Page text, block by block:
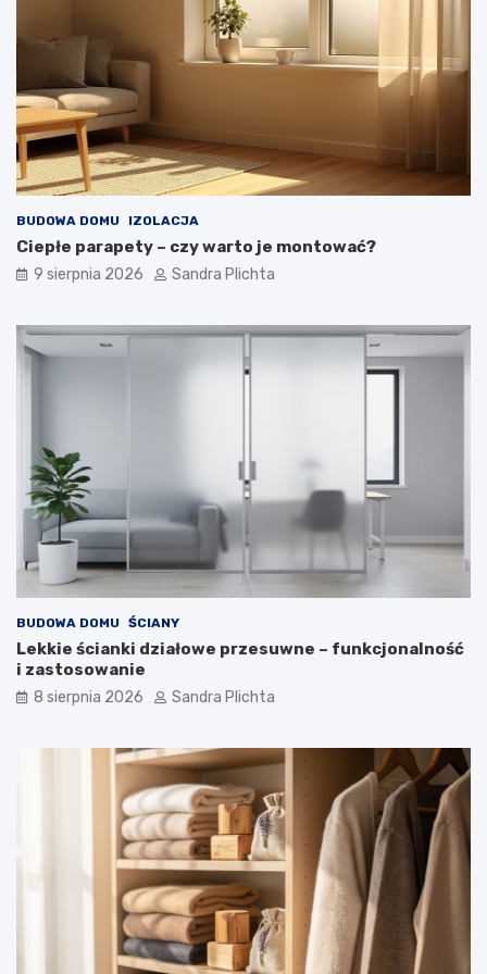
t
z
e
z
d
u
s
ą
r
o
j
ą
m
i
e
?
BUDOWA DOMU IZOLACJA
Ciepłe parapety – czy warto je montować?
9 sierpnia 2026 Sandra Plichta
BUDOWA DOMU ŚCIANY
Lekkie ścianki działowe przesuwne – funkcjonalność
i zastosowanie
8 sierpnia 2026 Sandra Plichta